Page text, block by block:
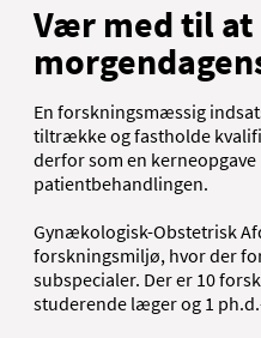
Vær med til
En forskningsmæssig
tiltrække og fastholde
derfor som en kerneopgave
patientbehandlingen.
Gynækologisk-Obstetrisk
forskningsmiljø, hvor der
subspecialer. Der er 10
studerende læger og 1